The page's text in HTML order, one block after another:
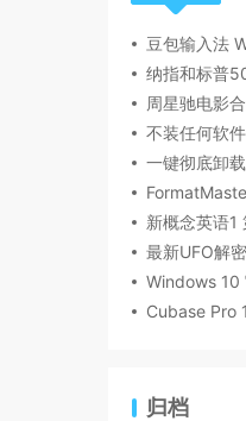
最新UFO解
归档